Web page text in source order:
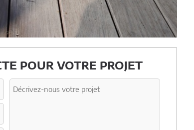
POUR VOTRE PROJET